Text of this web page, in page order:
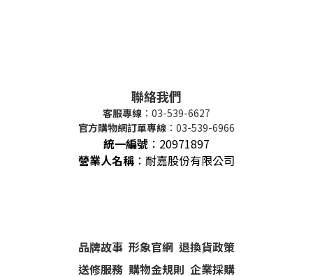
聯絡我們
客服專線 ：03-539-6627
官方購物網訂單專線 ：03-539-6966
統一編號 ： 20971897
營業人名稱 ：耐嘉股份有限公司
品牌故事 形象官網 退換貨政策
送修服務 購物金規則 企業採購